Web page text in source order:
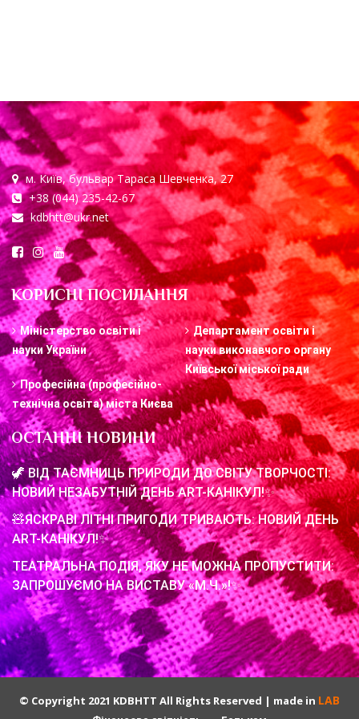
м. Київ, бульвар Тараса Шевченка, 27
+38 (044) 235-42-67
kdbhtt@ukr.net
КОРИСНІ ПОСИЛАННЯ
Міністерство освіти і
науки України
Професійна (професійно-
технічна освіта) міста Києва
Департамент освіти і
науки виконавчого органу
Київської міської ради
ОСТАННІ НОВИНИ
🦖 ВІД ТАЄМНИЦЬ ПРИРОДИ ДО СВІТУ ТВОРЧОСТІ:
НОВИЙ НЕЗАБУТНІЙ ДЕНЬ ART-КАНІКУЛ!✨
🧸ЯСКРАВІ ЛІТНІ ПРИГОДИ ТРИВАЮТЬ: НОВИЙ ДЕНЬ
ART-КАНІКУЛ!✨
ТЕАТРАЛЬНА ПОДІЯ, ЯКУ НЕ МОЖНА ПРОПУСТИТИ:
ЗАПРОШУЄМО НА ВИСТАВУ «М.Ч.»!✨
© Copyright 2021 KDBHTT All Rights Reserved | made in LAB